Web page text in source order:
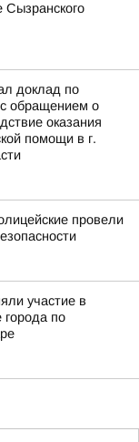
Сызранского
доклад по
обращением о
оказания
помощи в г.
провели
участие в
города по